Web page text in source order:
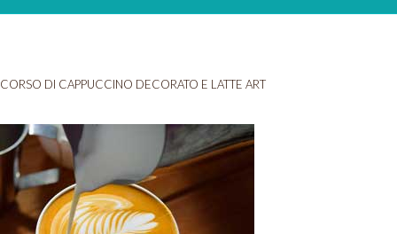
CORSO DI CAPPUCCINO DECORATO E LATTE ART